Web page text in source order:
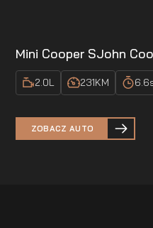
Mini Cooper SJohn
2.0L 231KM 6.6
ZOBACZ AUTO